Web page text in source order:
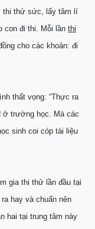
thi thử sức, lấy tâm lí
con đi thi. Mỗi lần thi
cho các khoản: đi
thất vọng: “Thực ra
ở trường học. Mà các
sinh coi cóp tài liệu
gia thi thử lần đầu tại
hay và chuẩn nên
hai tại trung tâm này